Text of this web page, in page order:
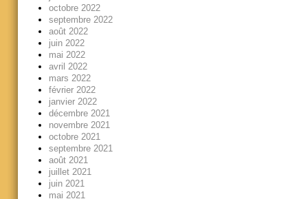
octobre 2022
septembre 2022
août 2022
juin 2022
mai 2022
avril 2022
mars 2022
février 2022
janvier 2022
décembre 2021
novembre 2021
octobre 2021
septembre 2021
août 2021
juillet 2021
juin 2021
mai 2021